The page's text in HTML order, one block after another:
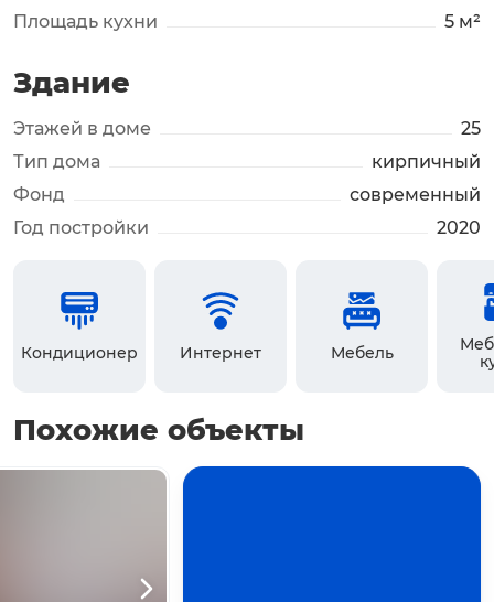
Площадь кухни
5 м²
Здание
Этажей в доме
25
Тип дома
кирпичный
Фонд
современный
Год постройки
2020
Кондиционер Интернет Мебель
Похожие объекты